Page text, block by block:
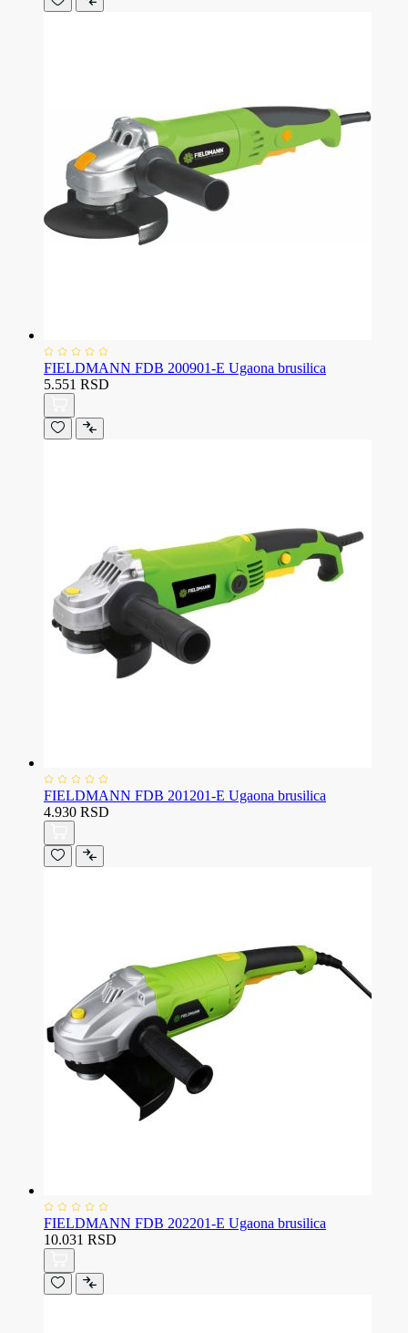
FIELDMANN FDB 200901-E Ugaona brusilica
5.551 RSD
FIELDMANN FDB 201201-E Ugaona brusilica
4.930 RSD
FIELDMANN FDB 202201-E Ugaona brusilica
10.031 RSD